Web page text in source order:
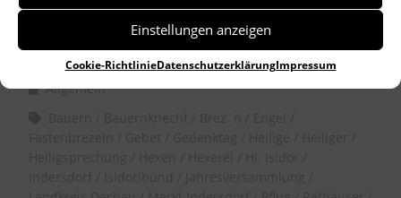
Einstellungen anzeigen
Cookie-RichtlinieDatenschutzerklärungImpressum
Dr. Birgitta Unger-Richter
Allgemein